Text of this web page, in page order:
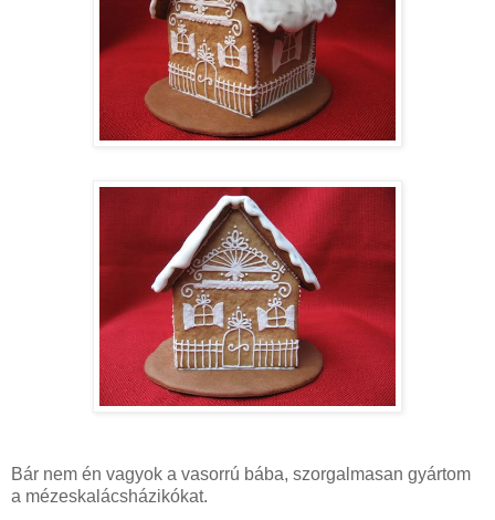
Bár nem én vagyok a vasorrú bába, szorgalmasan gyártom
a mézeskalácsházikókat.